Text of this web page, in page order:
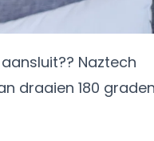
Naztech
draaien 180